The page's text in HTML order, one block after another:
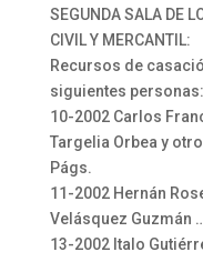
SEGUNDA SALA DE
CIVIL Y MERCANTIL:
Recursos de
siguientes personas:
10-2002 Carlos
Targelia Orbea y
Págs.
11-2002 Hernán
Velásquez Guzmán
13-2002 Italo